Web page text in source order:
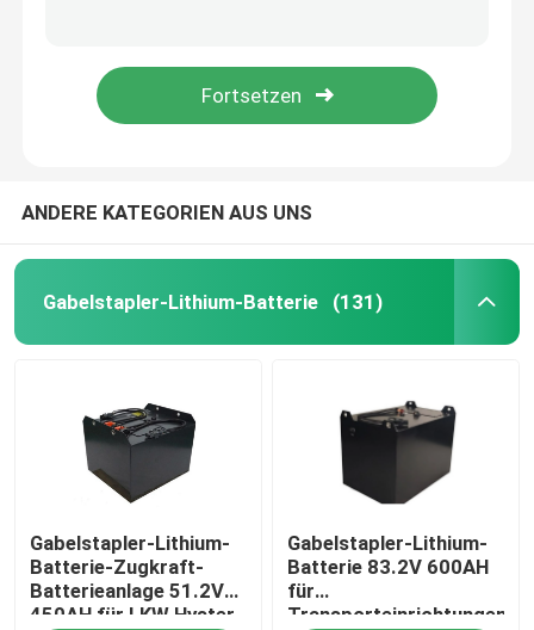
Haus
Produkte
Über uns
ANDERE KATEGORIEN AUS UNS
Gabelstapler-Lithium-Batterie (131)
Gabelstapler-Lithium-
Batterie-Zugkraft-
Batterieanlage 51.2V
450AH für LKW Hyster
Gabelstapler-Lithium-
Batterie 83.2V 600AH
für
Transporteinrichtungen